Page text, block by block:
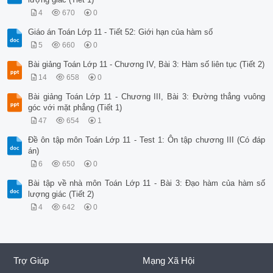
4 670 0
Giáo án Toán Lớp 11 - Tiết 52: Giới hạn của hàm số
5 660 0
Bài giảng Toán Lớp 11 - Chương IV, Bài 3: Hàm số liên tục (Tiết 2)
14 658 0
Bài giảng Toán Lớp 11 - Chương III, Bài 3: Đường thẳng vuông
góc với mặt phẳng (Tiết 1)
47 654 1
Đề ôn tập môn Toán Lớp 11 - Test 1: Ôn tập chương III (Có đáp
án)
6 650 0
Bài tập về nhà môn Toán Lớp 11 - Bài 3: Đạo hàm của hàm số
lượng giác (Tiết 2)
4 642 0
Trợ Giúp Mạng Xã Hội